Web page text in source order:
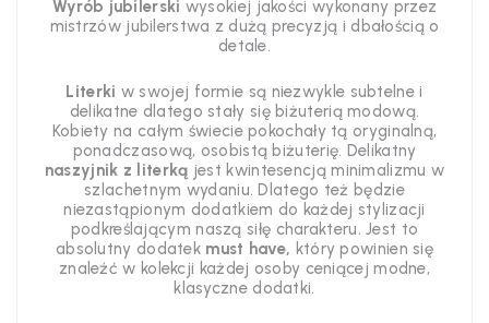
Wyrób jubilerski wysokiej jakości wykonany przez
mistrzów jubilerstwa z dużą precyzją i dbałością o
detale.
Literki w swojej formie są niezwykle subtelne i
delikatne dlatego stały się biżuterią modową.
Kobiety na całym świecie pokochały tą oryginalną,
ponadczasową, osobistą biżuterię. Delikatny
naszyjnik z literką jest kwintesencją minimalizmu w
szlachetnym wydaniu. Dlatego też będzie
niezastąpionym dodatkiem do każdej stylizacji
podkreślającym naszą siłę charakteru. Jest to
absolutny dodatek must have, który powinien się
znaleźć w kolekcji każdej osoby ceniącej modne,
klasyczne dodatki.